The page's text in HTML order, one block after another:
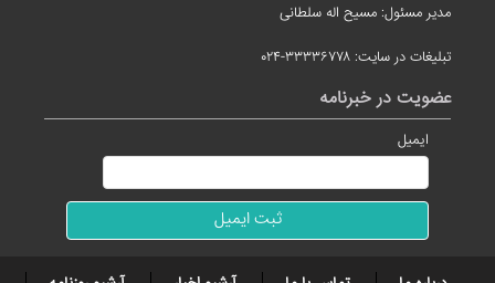
مدیر مسئول: مسیح اله سلطانی
تبلیغات در سایت: ۳۳۳۳۶۷۷۸-۰۲۴
عضویت در خبرنامه
ایمیل